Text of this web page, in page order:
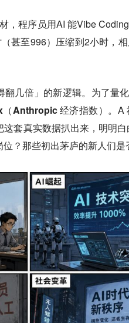
，程序员用AI 能Vibe
甚至996）压缩到2小时，
几倍」的新逻辑。 为了量
Anthropic 经济指数）。 A
套真实数据扒出来，明明
？那些初出茅庐的新人们是